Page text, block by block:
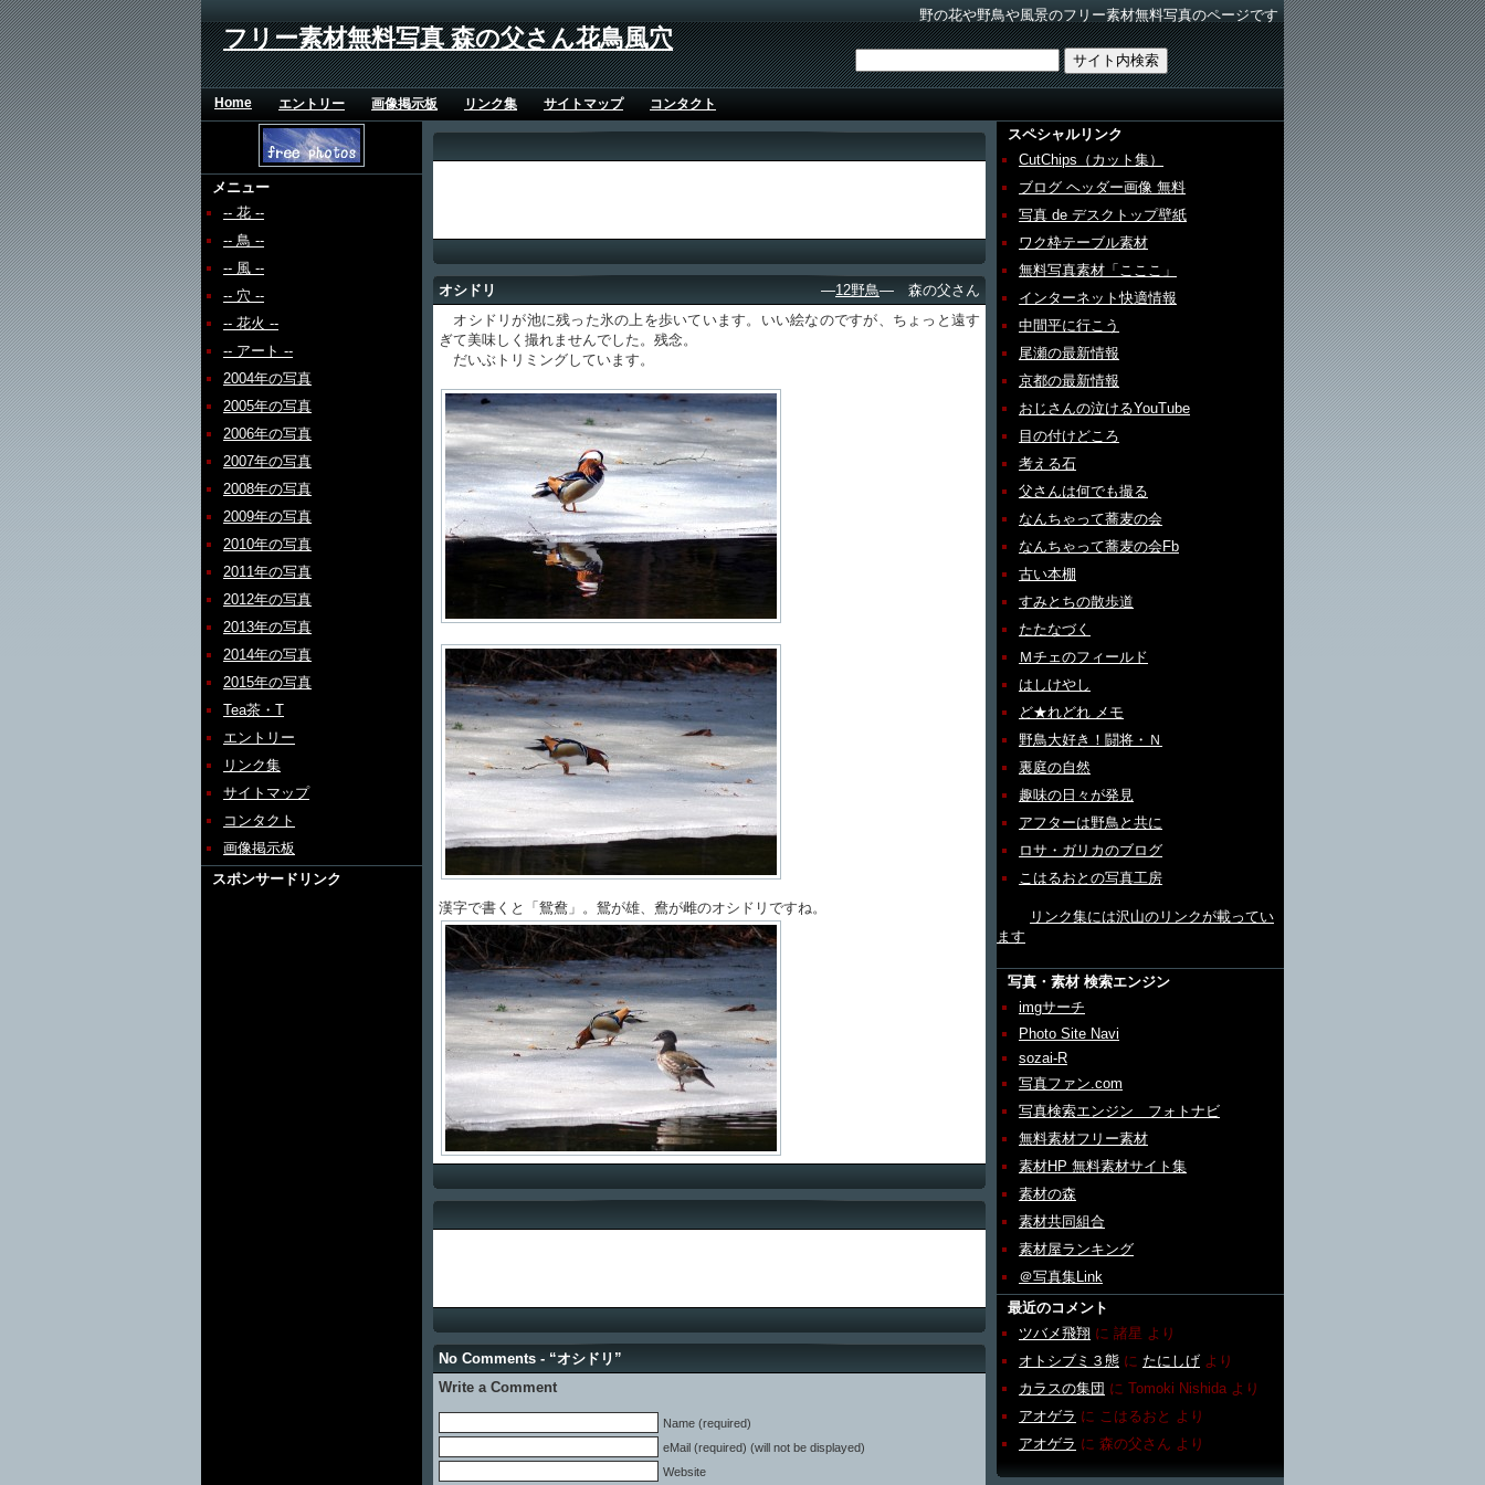
野の花や野鳥や風景のフリー素材無料写真のページです
フリー素材無料写真 森の父さん花鳥風穴
Home エントリー 画像掲示板 リンク集 サイトマップ コンタクト
メニュー
-- 花 --
-- 鳥 --
-- 風 --
-- 穴 --
-- 花火 --
-- アート --
2004年の写真
2005年の写真
2006年の写真
2007年の写真
2008年の写真
2009年の写真
2010年の写真
2011年の写真
2012年の写真
2013年の写真
2014年の写真
2015年の写真
Tea茶・T
エントリー
リンク集
サイトマップ
コンタクト
画像掲示板
スポンサードリンク
オシドリ ―12野鳥― 森の父さん
オシドリが池に残った氷の上を歩いています。いい絵なのですが、ちょっと遠す
ぎて美味しく撮れませんでした。残念。
だいぶトリミングしています。
漢字で書くと「鴛鴦」。鴛が雄、鴦が雌のオシドリですね。
No Comments - “オシドリ”
Write a Comment
Name (required)
eMail (required) (will not be displayed)
Website
スペシャルリンク
CutChips（カット集）
ブログ ヘッダー画像 無料
写真 de デスクトップ壁紙
ワク枠テーブル素材
無料写真素材「こここ」
インターネット快適情報
中間平に行こう
尾瀬の最新情報
京都の最新情報
おじさんの泣けるYouTube
目の付けどころ
考える石
父さんは何でも撮る
なんちゃって蕎麦の会
なんちゃって蕎麦の会Fb
古い本棚
すみとちの散歩道
たたなづく
Ｍチェのフィールド
はしけやし
ど★れどれ メモ
野鳥大好き！闘将・Ｎ
裏庭の自然
趣味の日々が発見
アフターは野鳥と共に
ロサ・ガリカのブログ
こはるおとの写真工房
リンク集には沢山のリンクが載ってい
ます
写真・素材 検索エンジン
imgサーチ
Photo Site Navi
sozai-R
写真ファン.com
写真検索エンジン フォトナビ
無料素材フリー素材
素材HP 無料素材サイト集
素材の森
素材共同組合
素材屋ランキング
＠写真集Link
最近のコメント
ツバメ飛翔 に 諸星 より
オトシブミ３態 に たにしげ より
カラスの集団 に Tomoki Nishida より
アオゲラ に こはるおと より
アオゲラ に 森の父さん より